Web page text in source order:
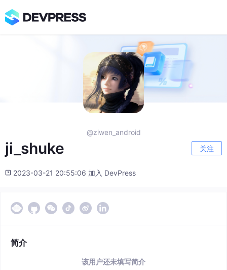
@ziwen_android
ji_shuke 关注
2023-03-21 20:55:06 加入 DevPress
简介
该用户还未填写简介